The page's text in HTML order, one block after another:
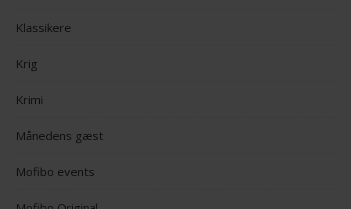
Klassikere
Krig
Krimi
Månedens gæst
Mofibo events